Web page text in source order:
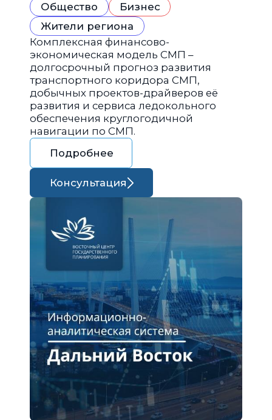
Общество
Бизнес
Жители региона
Комплексная финансово-
экономическая модель СМП –
долгосрочный прогноз развития
транспортного коридора СМП,
добычных проектов-драйверов её
развития и сервиса ледокольного
обеспечения круглогодичной
навигации по СМП.
Подробнее
Консультация